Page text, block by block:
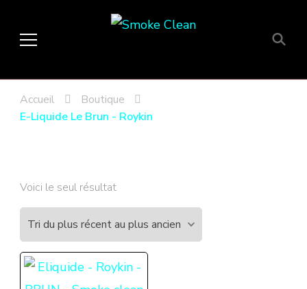
Smoke Clean
Accueil
Boutique
E-Liquide Le Brun - Roykin
Voici le seul résultat